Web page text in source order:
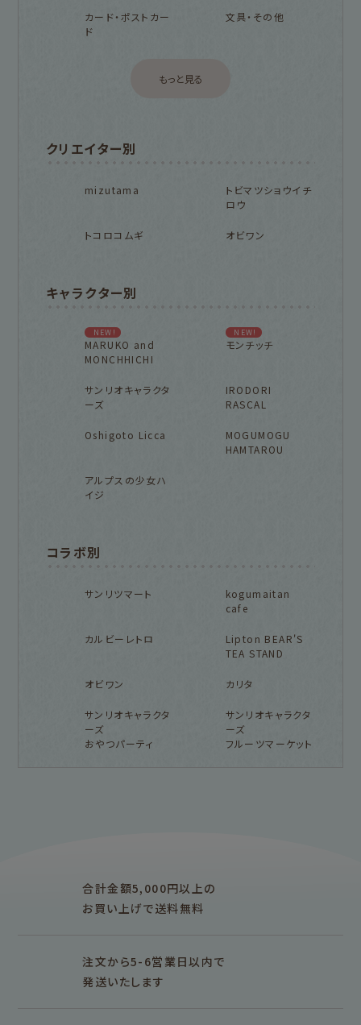
カード・ポストカー
ド
文具・その他
もっと見る
クリエイター別
mizutama
トビマツショウイチ
ロウ
トコロコムギ オビワン
キャラクター別
NEW!
MARUKO and
MONCHHICHI
NEW!
モンチッチ
サンリオキャラクタ
ーズ
IRODORI
RASCAL
Oshigoto Licca
MOGUMOGU
HAMTAROU
アルプスの少女ハ
イジ
コラボ別
サンリツマート
kogumaitan
cafe
カルビーレトロ
Lipton BEAR'S
TEA STAND
オビワン カリタ
サンリオキャラクタ
ーズ
おやつパーティ
サンリオキャラクタ
ーズ
フルーツマーケット
雑貨類
M5 M6
その他
おりがみ
合計金額5,000円以上の
お買い上げで送料無料
注文から5-6営業日以内で
発送いたします